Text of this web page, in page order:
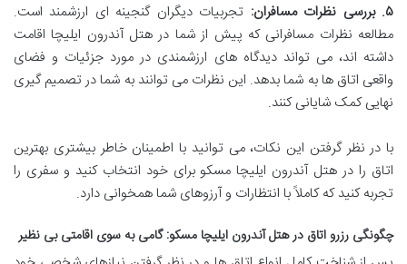
۵. بررسی نظرات مسافران:
تجربیات دیگران گنجینه ای ارزشمند است.
مطالعه نظرات مسافرانی که پیش از شما در هتل آندرون ایلیچا اقامت
داشته اند، می تواند دیدگاه های ارزشمندی در مورد جزئیات و فضای
واقعی اتاق ها به شما بدهد. این نظرات می توانند به شما در تصمیم گیری
نهایی کمک شایانی کنند.
با در نظر گرفتن این نکات، می توانید با اطمینان خاطر بیشتری بهترین
اتاق را در هتل آندرون ایلیچا مسکو برای خود انتخاب کنید و سفری را
تجربه کنید که کاملاً با انتظارات و آرزوهای شما همخوانی دارد.
چگونگی رزرو اتاق در هتل آندرون ایلیچا مسکو: گامی به سوی اقامتی بی نظیر